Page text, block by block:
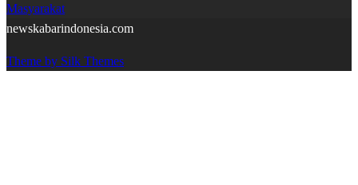
Masyarakat
newskabarindonesia.com
Theme by Silk Themes